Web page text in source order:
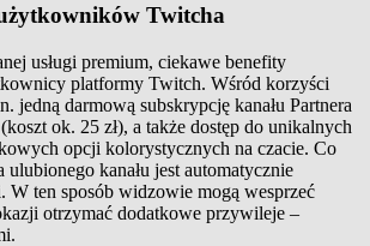
Twitcha
usługi premium, ciekawe benefity
platformy Twitch. Wśród korzyści
jedną darmową subskrypcję kanału Partnera
ok. 25 zł), a także dostęp do unikalnych
opcji kolorystycznych na czacie. Co
kanału jest automatycznie
W ten sposób widzowie mogą wesprzeć
otrzymać dodatkowe przywileje –